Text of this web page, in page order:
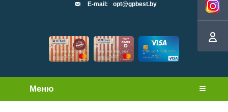
E-mail:
opt@gpbest.by
Меню